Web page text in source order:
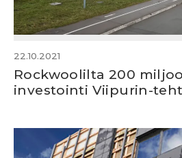
22.10.2021
Rockwoolilta 200
investointi Viipurin-